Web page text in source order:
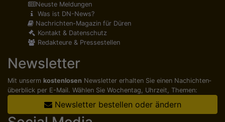
Neuste Meldungen
Was ist DN-News?
Nachrichten-Magazin für Düren
Kontakt & Datenschutz
Redakteure & Pressestellen
Newsletter
Mit unserm kostenlosen Newsletter erhalten Sie einen Nachichten­
überblick per E-Mail. Wählen Sie Wochentag, Uhrzeit, Themen:
Newsletter bestellen oder ändern